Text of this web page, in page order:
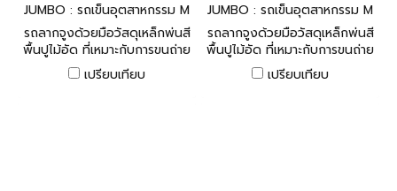
JUMBO : รถเข็นอุตสาหกรรม M
T-1508TN
รถลากจูงด้วยมือวัสดุเหล็กพ่นสี
พื้นปูไม้อัด ที่เหมาะกับการขนถ่าย
สินค้าชิ้นใหญ่ได้อย่างคล่องตัว
เปรียบเทียบ
JUMBO : รถเข็นอุตสาหกรรม M
T-1208TN
รถลากจูงด้วยมือวัสดุเหล็กพ่นสี
พื้นปูไม้อัด ที่เหมาะกับการขนถ่าย
สินค้าชิ้นใหญ่ได้อย่างคล่องตัว
เปรียบเทียบ